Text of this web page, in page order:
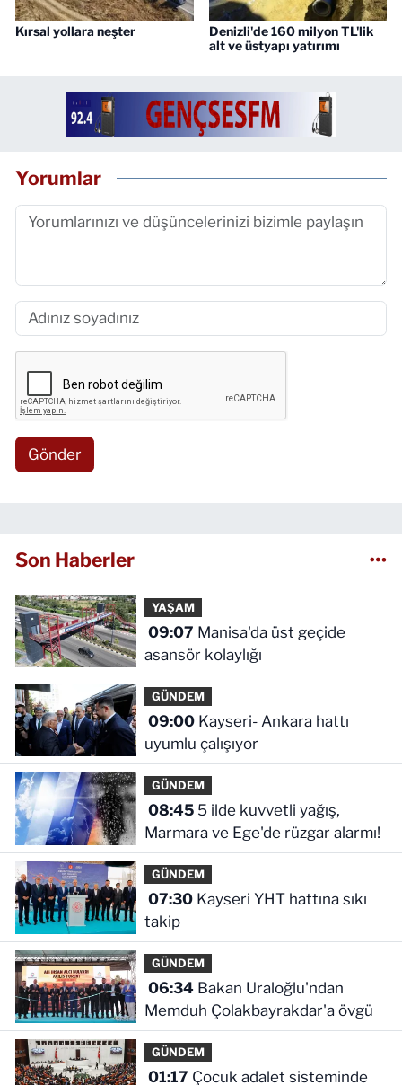
Kırsal yollara neşter
Denizli'de 160 milyon TL'lik
alt ve üstyapı yatırımı
Yorumlar
Gönder
Son Haberler
YAŞAM
09:07
asansör kolaylığı
GÜNDEM
09:00Kayseri- Ankara hattı
uyumlu çalışıyor
GÜNDEM
08:455 ilde kuvvetli yağış,
Marmara ve Ege'de rüzgar alarmı!
GÜNDEM
07:30Kayseri YHT hattına sıkı
takip
GÜNDEM
06:34Bakan Uraloğlu'ndan
Memduh Çolakbayrakdar'a övgü
GÜNDEM
01:17